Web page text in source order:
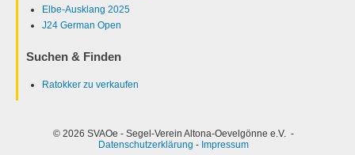
Elbe-Ausklang 2025
J24 German Open
Suchen & Finden
Ratokker zu verkaufen
© 2026 SVAOe - Segel-Verein Altona-Oevelgönne e.V. -
Datenschutzerklärung - Impressum